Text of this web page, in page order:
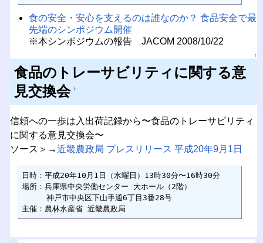
食の安全・安心を支えるのは誰なのか？ 食品安全で最
先端のシンポジウム開催
※本シンポジウムの報告 JACOM 2008/10/22
↑
食品のトレーサビリティに関する意
見交換会 †
信頼への一歩は入出荷記録から〜食品のトレーサビリティ
に関する意見交換会〜
ソース＞→近畿農政局 プレスリリース 平成20年9月1日
日時：平成20年10月1日（水曜日）13時30分〜16時30分
場所：兵庫県中央労働センター 大ホール（2階）
神戸市中央区下山手通6丁目3番28号
主催：農林水産省 近畿農政局